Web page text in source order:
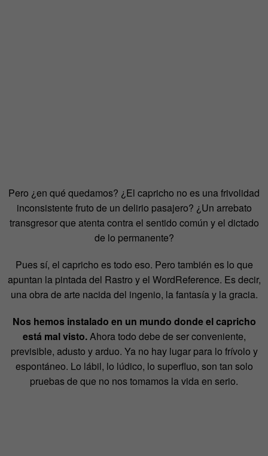
Pero ¿en qué quedamos? ¿El capricho no es una frivolidad
inconsistente fruto de un delirio pasajero? ¿Un arrebato
transgresor que atenta contra el sentido común y el dictado
de lo permanente?
Pues sí, el capricho es todo eso. Pero también es lo que
apuntan la pintada del Rastro y el WordReference. Es decir,
una obra de arte nacida del ingenio, la fantasía y la gracia.
Nos hemos instalado en un mundo donde el capricho
está mal visto.Ahora todo debe de ser conveniente,
previsible, adusto y arduo. Ya no hay lugar para lo frívolo y
espontáneo. Lo lábil, lo lúdico, lo superfluo, son tan solo
pruebas de que no nos tomamos la vida en serio.